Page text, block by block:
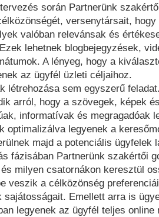
során Partnerünk
versenytársait,
valóban relevánsak és
lehetnek blogbejegyzések,
A lényeg, hogy a
az ügyfél üzleti céljaihoz.
létrehozása sem egyszerű
arról, hogy a szövegek, képek
informatívak és megragadóak
optimalizálva legyenek a
majd a potenciális ügyfelek
fázisában Partnerünk szakértői
milyen csatornákon keresztül
veszik a célközönség
sajátosságait. Emellett arra is
legyenek az ügyfél teljes online